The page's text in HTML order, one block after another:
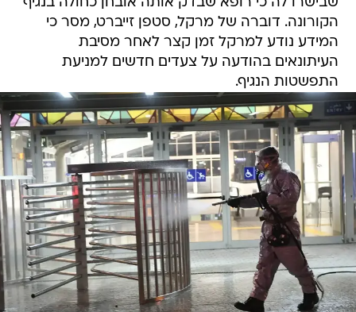
הקורונה. דוברה של מרקל, סטפן זייברט, מסר כי
המידע נודע למרקל זמן קצר לאחר מסיבת
העיתונאים בהודעה על צעדים חדשים למניעת
התפשטות הנגיף.